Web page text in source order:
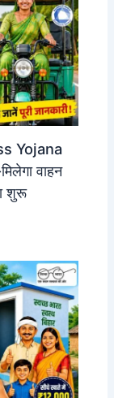
Yojana
वाहन
शुरू